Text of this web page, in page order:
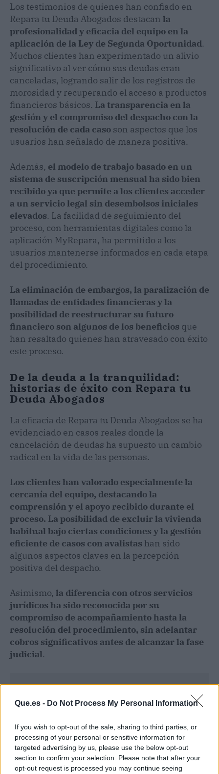
Que.es - Do Not Process My Personal Information
If you wish to opt-out of the sale, sharing to third parties, or
processing of your personal or sensitive information for
targeted advertising by us, please use the below opt-out
section to confirm your selection. Please note that after your
opt-out request is processed you may continue seeing
Los testimonios de quienes han confiado en
Repara tu Deuda Abogados destacan la
profesionalidad y eficacia del equipo en la
aplicación de la Ley de Segunda Oportunidad.
Muchos clientes han experimentado un alivio
significativo al ver cómo sus deudas eran
canceladas, logrando salir de los registros de
morosidad y recuperando el acceso a productos
financieros básicos. La transparencia en la
gestión y el compromiso del despacho con la
resolución de cada caso son aspectos que los
usuarios han señalado de manera positiva.
Además, el modelo de trabajo basado en un
sistema de suscripción mensual ha sido bien
recibido ya que permite a los clientes acceder
a un servicio legal sin desembolsos iniciales
elevados. La facilidad de seguimiento del
proceso, con herramientas digitales como la
aplicación MyRepara, ha permitido a los
usuarios mantenerse informados en cada etapa
del procedimiento.
La eliminación de embargos, la paralización de
llamadas de entidades financieras y la
posibilidad de reestructurar su futuro
financiero son algunos de los beneficios que
han resaltado quienes han atravesado con éxito
este proceso.
De la deuda a la tranquilidad:
historias de éxito con Repara tu
Deuda Abogados
La eficacia de Repara tu Deuda Abogados se ha
evidenciado en casos reales donde la
cancelación de deudas ha supuesto un cambio
radical en la vida de las personas.
Los clientes han valorado especialmente la
cercanía del equipo, destacando la
comprensión y el apoyo recibido durante el
proceso. La posibilidad de excluir la vivienda
habitual bajo ciertas condiciones y la gestión
eficiente de casos con avalistas han sido
algunos aspectos claves en la percepción
positiva del despacho.
Asimismo, la diferencia con otros servicios
jurídicos ha sido reconocida por su
compromiso de acompañamiento hasta la
resolución del procedimiento, sin adelantar
cobros significativos antes de alcanzar la fase
judicial.